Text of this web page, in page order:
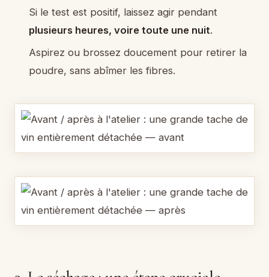
Si le test est positif, laissez agir pendant
plusieurs heures, voire toute une nuit.
Aspirez ou brossez doucement pour retirer la
poudre, sans abîmer les fibres.